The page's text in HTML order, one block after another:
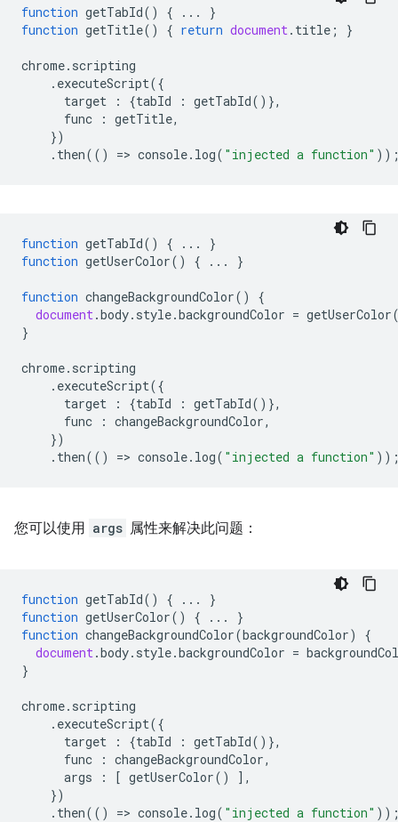
function getTabId() { ...
}
function getTitle() { return document. title ; }
chrome. scripting
. executeScript({
target
: {tabId : getTabId()},
func
: getTitle,
})
. then(() => console. log( "injected a function"
function getTabId() { ...
}
function getUserColor() { ... }
function changeBackgroundColor()
{
document.body. style.backgroundColor = getUserColor
}
chrome. scripting
. executeScript({
target
: {tabId : getTabId()},
func
: changeBackgroundColor,
})
. then(() => console. log( "injected a function"
您可以使用 args 属性来解决此问题：
function getTabId() { ...
}
function getUserColor() { ...
}
function changeBackgroundColor(backgroundColor)
{
document.body. style.backgroundColor =
}
chrome. scripting
. executeScript({
target
: {tabId : getTabId()},
func
: changeBackgroundColor,
args
: [ getUserColor()
],
})
. then(() => console. log( "injected a function"